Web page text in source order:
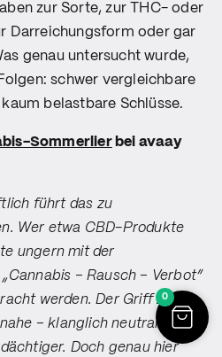
zur Sorte, zur THC- oder
Darreichungsform oder gar
genau untersucht wurde,
schwer vergleichbare
belastbare Schlüsse.
Sommerlierbei avaay
führt das zu
Wer etwa CBD-Produkte
ungern mit der
– Rausch – Verbot“
werden. Der Griff zum
– klanglich neutraler,
Doch genau hier
0